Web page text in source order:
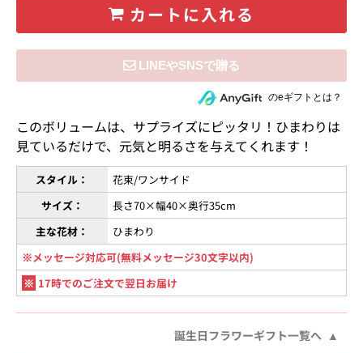
カートに入れる
住所を知らない相手にeギフトで贈るのeギフトとは？
このボリュームは、サプライズにピッタリ！ひまわりは
見ているだけで、元気と明るさを与えてくれます！
スタイル：
花束/ワンサイド
サイズ：
長さ70×幅40×奥行35cm
主な花材：
ひまわり
※メッセージ対応可(無料メッセージ30文字以内)
※ 17時でのご注文で翌日お届け
誕生日フラワーギフト一覧へ